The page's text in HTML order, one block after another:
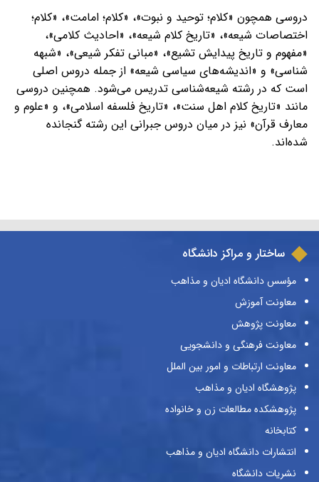
دروسی همچون «کلام؛ توحید و نبوت»، «کلام؛ امامت»، «کلام؛
اختصاصات شیعه»، «تاریخ کلام شیعه»، «احادیث کلامی»،
«مفهوم و تاریخ پیدایش تشیع»، «مبانی تفکر شیعی»، «شبهه
شناسی» و «اندیشه‌های سیاسی شیعه» از جمله دروس اصلی
است که در رشته شیعه‌شناسی تدریس می‌شود. همچنین دروسی
مانند «تاریخ کلام اهل سنت»، «تاریخ فلسفه اسلامی»، و «علوم و
معارف قرآن» نیز در میان دروس جبرانی این رشته گنجانده
شده‌اند.
ساختار و مراکز دانشگاه
مؤسس دانشگاه ادیان و مذاهب
معاونت آموزش
معاونت پژوهش
معاونت فرهنگی و دانشجویی
معاونت ارتباطات و امور بین الملل
پژوهشگاه ادیان و مذاهب
پژوهشکده مطالعات زن و خانواده
کتابخانه
انتشارات دانشگاه ادیان و مذاهب
نشریات دانشگاه